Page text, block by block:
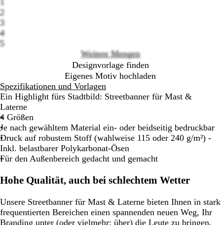
1
2
3
4
5
Weitere Mengen
Designvorlage finden
Eigenes Motiv hochladen
Spezifikationen und Vorlagen
Ein Highlight fürs Stadtbild: Streetbanner für Mast &
Laterne
4 Größen
Je nach gewähltem Material ein- oder beidseitig bedruckbar
Druck auf robustem Stoff (wahlweise 115 oder 240 g/m²) -
Inkl. belastbarer Polykarbonat-Ösen
Für den Außenbereich gedacht und gemacht
Hohe Qualität, auch bei schlechtem Wetter
Unsere Streetbanner für Mast & Laterne bieten Ihnen in stark
frequentierten Bereichen einen spannenden neuen Weg, Ihr
Branding unter (oder vielmehr: über) die Leute zu bringen,